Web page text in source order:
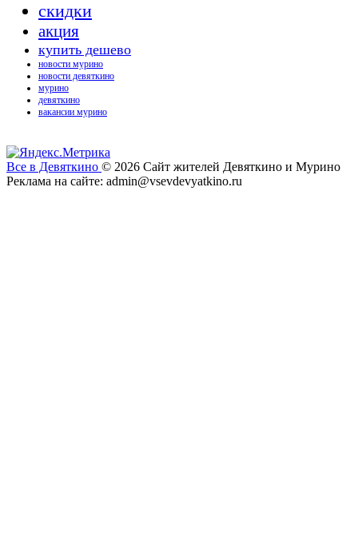
скидки
акция
купить дешево
новости мурино
новости девяткино
мурино
девяткино
вакансии мурино
Все в Девяткино © 2026 Сайт жителей Девяткино и Мурино
Реклама на сайте: admin@vsevdevyatkino.ru